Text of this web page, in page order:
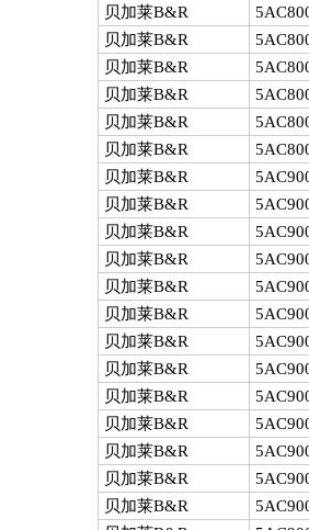
贝加莱B&R
贝加莱B&R
贝加莱B&R
贝加莱B&R
贝加莱B&R
贝加莱B&R
贝加莱B&R
贝加莱B&R
贝加莱B&R
贝加莱B&R
贝加莱B&R
贝加莱B&R
贝加莱B&R
贝加莱B&R
贝加莱B&R
贝加莱B&R
贝加莱B&R
贝加莱B&R
贝加莱B&R